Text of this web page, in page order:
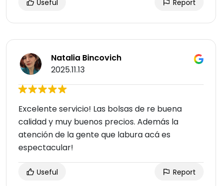
Useful Report
Natalia Bincovich
2025.11.13
Excelente servicio! Las bolsas de re buena
calidad y muy buenos precios. Además la
atención de la gente que labura acá es
espectacular!
Useful Report